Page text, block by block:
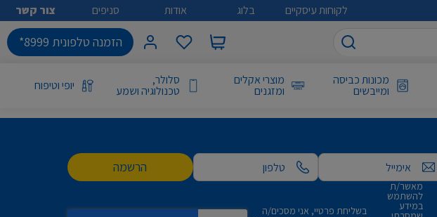
לקוחות עיסקיים בלוג אודות סניפים צור קשר
הזמנה טלפונית 8999*
מכונות כביסה
ומייבשים
מוצרי אקלים
ומזגנים
סלולר,
טכנולוגיה ושמע יופי וטיפוח
אימייל הרשמה
מאשר/ת
להשתמש
במידע בשליחת פרטיי, אני מסכים/ה